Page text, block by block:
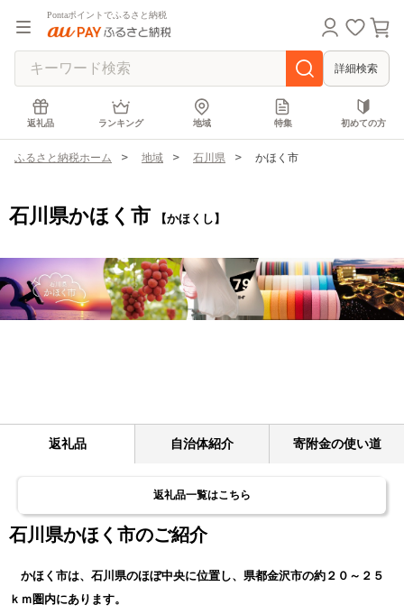
Pontaポイントでふるさと納税
詳細検索
返礼品 ランキング 地域 特集 初めての方
ふるさと納税ホーム 地域 石川県 かほく市
石川県かほく市 【かほくし】
返礼品 自治体紹介 寄附金の使い道
返礼品一覧はこちら
石川県かほく市のご紹介
かほく市は、石川県のほぼ中央に位置し、県都金沢市の約２０～２５
ｋｍ圏内にあります。